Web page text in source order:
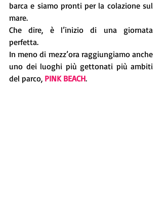
barca e siamo pronti per la colazione sul
mare.
Che dire, è l’inizio di una giornata
perfetta.
In meno di mezz’ora raggiungiamo anche
uno dei luoghi più gettonati più ambiti
del parco, PINK BEACH.